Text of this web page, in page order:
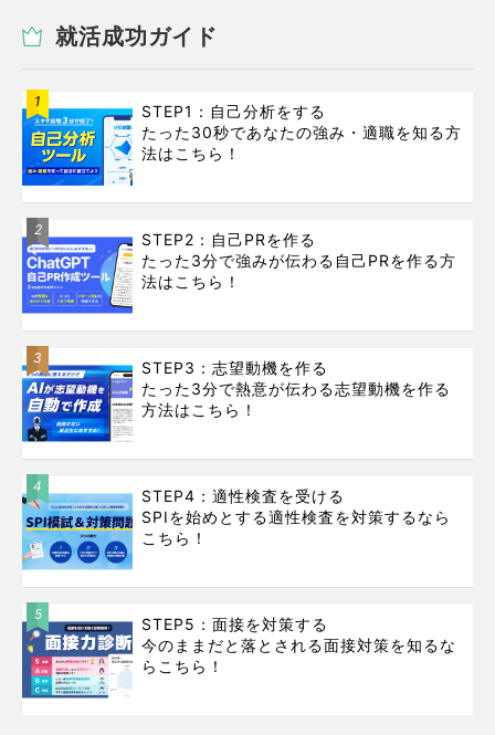
就活成功ガイド
1
STEP1：自己分析をする
たった30秒であなたの強み・適職を知る方
法はこちら！
2
STEP2：自己PRを作る
たった3分で強みが伝わる自己PRを作る方
法はこちら！
3
STEP3：志望動機を作る
たった3分で熱意が伝わる志望動機を作る
方法はこちら！
4
STEP4：適性検査を受ける
SPIを始めとする適性検査を対策するなら
こちら！
5
STEP5：面接を対策する
今のままだと落とされる面接対策を知るな
らこちら！